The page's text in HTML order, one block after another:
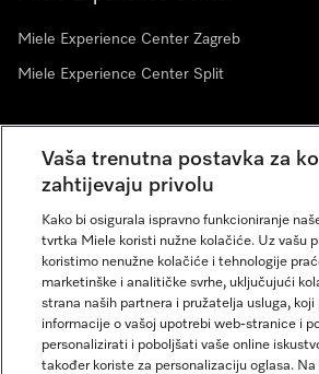
Miele Experience Center Zagreb
Miele Experience Center Split
Newsletter
Miele na Instagramu
Miele na Facebooku
Vaša trenutna postavka za
zahtijevaju privolu
Kako bi osigurala ispravno funkcioniranje
tvrtka Miele koristi nužne kolačiće. Uz vašu
koristimo nenužne kolačiće i tehnologije
marketinške i analitičke svrhe, uključujući
strana naših partnera i pružatelja usluga, koji
informacije o vašoj upotrebi web-stranice i
personalizirati i poboljšati vaše online
također koriste za personalizaciju oglasa.